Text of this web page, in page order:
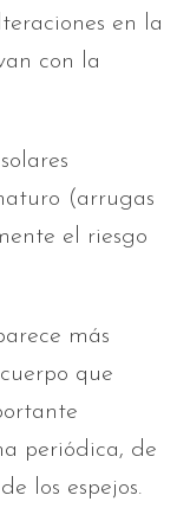
en la
con la
(arrugas
el riesgo
más
que
periódica, de
los espejos.